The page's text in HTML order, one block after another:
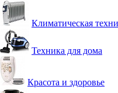
Климатическая
Техника для дома
Красота и здоровье